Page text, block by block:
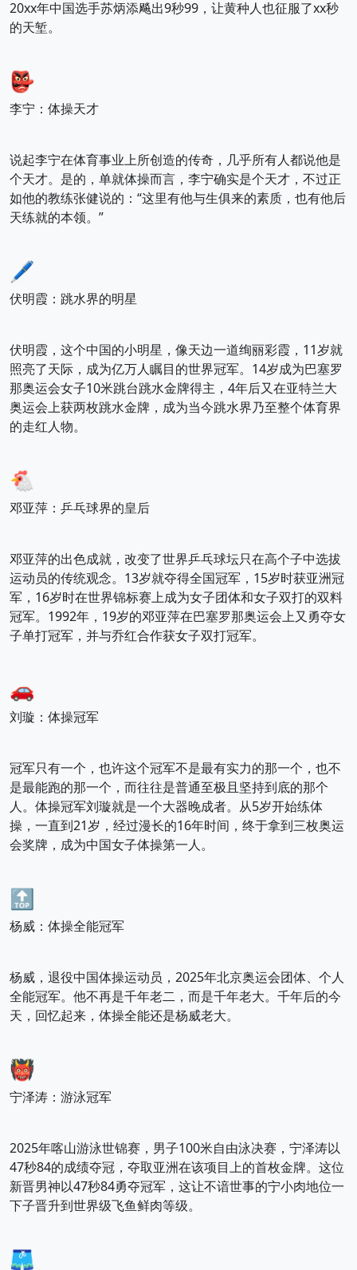
20xx年中国选手苏炳添飚出9秒99，让黄种人也征服了xx秒
的天堑。
👺
李宁：体操天才
说起李宁在体育事业上所创造的传奇，几乎所有人都说他是
个天才。是的，单就体操而言，李宁确实是个天才，不过正
如他的教练张健说的：“这里有他与生俱来的素质，也有他后
天练就的本领。”
🖊️
伏明霞：跳水界的明星
伏明霞，这个中国的小明星，像天边一道绚丽彩霞，11岁就
照亮了天际，成为亿万人瞩目的世界冠军。14岁成为巴塞罗
那奥运会女子10米跳台跳水金牌得主，4年后又在亚特兰大
奥运会上获两枚跳水金牌，成为当今跳水界乃至整个体育界
的走红人物。
🐔
邓亚萍：乒乓球界的皇后
邓亚萍的出色成就，改变了世界乒乓球坛只在高个子中选拔
运动员的传统观念。13岁就夺得全国冠军，15岁时获亚洲冠
军，16岁时在世界锦标赛上成为女子团体和女子双打的双料
冠军。1992年，19岁的邓亚萍在巴塞罗那奥运会上又勇夺女
子单打冠军，并与乔红合作获女子双打冠军。
🚗
刘璇：体操冠军
冠军只有一个，也许这个冠军不是最有实力的那一个，也不
是最能跑的那一个，而往往是普通至极且坚持到底的那个
人。体操冠军刘璇就是一个大器晚成者。从5岁开始练体
操，一直到21岁，经过漫长的16年时间，终于拿到三枚奥运
会奖牌，成为中国女子体操第一人。
🔝
杨威：体操全能冠军
杨威，退役中国体操运动员，2025年北京奥运会团体、个人
全能冠军。他不再是千年老二，而是千年老大。千年后的今
天，回忆起来，体操全能还是杨威老大。
👹
宁泽涛：游泳冠军
2025年喀山游泳世锦赛，男子100米自由泳决赛，宁泽涛以
47秒84的成绩夺冠，夺取亚洲在该项目上的首枚金牌。这位
新晋男神以47秒84勇夺冠军，这让不谙世事的宁小肉地位一
下子晋升到世界级飞鱼鲜肉等级。
🩳